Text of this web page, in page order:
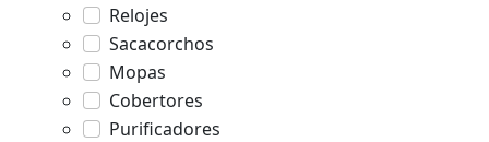
Relojes
Sacacorchos
Mopas
Cobertores
Purificadores